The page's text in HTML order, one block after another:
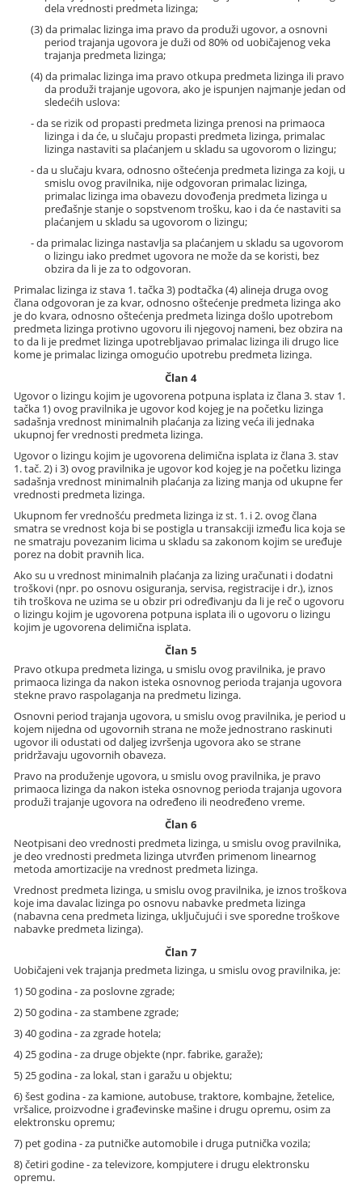
dela vrednosti predmeta lizinga;
(3) da primalac lizinga ima pravo da produži ugovor, a osnovni
period trajanja ugovora je duži od 80% od uobičajenog veka
trajanja predmeta lizinga;
(4) da primalac lizinga ima pravo otkupa predmeta lizinga ili pravo
da produži trajanje ugovora, ako je ispunjen najmanje jedan od
sledećih uslova:
- da se rizik od propasti predmeta lizinga prenosi na primaoca
lizinga i da će, u slučaju propasti predmeta lizinga, primalac
lizinga nastaviti sa plaćanjem u skladu sa ugovorom o lizingu;
- da u slučaju kvara, odnosno oštećenja predmeta lizinga za koji, u
smislu ovog pravilnika, nije odgovoran primalac lizinga,
primalac lizinga ima obavezu dovođenja predmeta lizinga u
pređašnje stanje o sopstvenom trošku, kao i da će nastaviti sa
plaćanjem u skladu sa ugovorom o lizingu;
- da primalac lizinga nastavlja sa plaćanjem u skladu sa ugovorom
o lizingu iako predmet ugovora ne može da se koristi, bez
obzira da li je za to odgovoran.
Primalac lizinga iz stava 1. tačka 3) podtačka (4) alineja druga ovog
člana odgovoran je za kvar, odnosno oštećenje predmeta lizinga ako
je do kvara, odnosno oštećenja predmeta lizinga došlo upotrebom
predmeta lizinga protivno ugovoru ili njegovoj nameni, bez obzira na
to da li je predmet lizinga upotrebljavao primalac lizinga ili drugo lice
kome je primalac lizinga omogućio upotrebu predmeta lizinga.
Član 4
Ugovor o lizingu kojim je ugovorena potpuna isplata iz člana 3. stav 1.
tačka 1) ovog pravilnika je ugovor kod kojeg je na početku lizinga
sadašnja vrednost minimalnih plaćanja za lizing veća ili jednaka
ukupnoj fer vrednosti predmeta lizinga.
Ugovor o lizingu kojim je ugovorena delimična isplata iz člana 3. stav
1. tač. 2) i 3) ovog pravilnika je ugovor kod kojeg je na početku lizinga
sadašnja vrednost minimalnih plaćanja za lizing manja od ukupne fer
vrednosti predmeta lizinga.
Ukupnom fer vrednošću predmeta lizinga iz st. 1. i 2. ovog člana
smatra se vrednost koja bi se postigla u transakciji između lica koja se
ne smatraju povezanim licima u skladu sa zakonom kojim se uređuje
porez na dobit pravnih lica.
Ako su u vrednost minimalnih plaćanja za lizing uračunati i dodatni
troškovi (npr. po osnovu osiguranja, servisa, registracije i dr.), iznos
tih troškova ne uzima se u obzir pri određivanju da li je reč o ugovoru
o lizingu kojim je ugovorena potpuna isplata ili o ugovoru o lizingu
kojim je ugovorena delimična isplata.
Član 5
Pravo otkupa predmeta lizinga, u smislu ovog pravilnika, je pravo
primaoca lizinga da nakon isteka osnovnog perioda trajanja ugovora
stekne pravo raspolaganja na predmetu lizinga.
Osnovni period trajanja ugovora, u smislu ovog pravilnika, je period u
kojem nijedna od ugovornih strana ne može jednostrano raskinuti
ugovor ili odustati od daljeg izvršenja ugovora ako se strane
pridržavaju ugovornih obaveza.
Pravo na produženje ugovora, u smislu ovog pravilnika, je pravo
primaoca lizinga da nakon isteka osnovnog perioda trajanja ugovora
produži trajanje ugovora na određeno ili neodređeno vreme.
Član 6
Neotpisani deo vrednosti predmeta lizinga, u smislu ovog pravilnika,
je deo vrednosti predmeta lizinga utvrđen primenom linearnog
metoda amortizacije na vrednost predmeta lizinga.
Vrednost predmeta lizinga, u smislu ovog pravilnika, je iznos troškova
koje ima davalac lizinga po osnovu nabavke predmeta lizinga
(nabavna cena predmeta lizinga, uključujući i sve sporedne troškove
nabavke predmeta lizinga).
Član 7
Uobičajeni vek trajanja predmeta lizinga, u smislu ovog pravilnika, je:
1) 50 godina - za poslovne zgrade;
2) 50 godina - za stambene zgrade;
3) 40 godina - za zgrade hotela;
4) 25 godina - za druge objekte (npr. fabrike, garaže);
5) 25 godina - za lokal, stan i garažu u objektu;
6) šest godina - za kamione, autobuse, traktore, kombajne, žetelice,
vršalice, proizvodne i građevinske mašine i drugu opremu, osim za
elektronsku opremu;
7) pet godina - za putničke automobile i druga putnička vozila;
8) četiri godine - za televizore, kompjutere i drugu elektronsku
opremu.